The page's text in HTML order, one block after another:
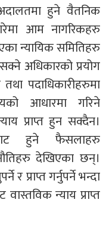
हुने वैतनिक
आम नागरिकहरु
न्यायिक समितिहरु
अधिकारको प्रयोग
पदाधिकारीहरुमा
आधारमा गरिने
प्राप्त हुन सक्दैन।
हुने फैसलाहरु
देखिएका छन्।
र प्राप्त गर्नुपर्ने भन्दा
न्याय प्राप्त